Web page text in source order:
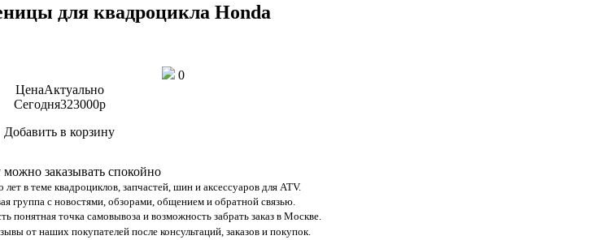
для квадроцикла Honda
0
ЦенаАктуально
Сегодня323000p
Добавить в корзину
заказывать спокойно
в теме квадроциклов, запчастей, шин и аксессуаров для ATV.
группа с новостями, обзорами, общением и обратной связью.
понятная точка самовывоза и возможность забрать заказ в Москве.
от наших покупателей после консультаций, заказов и покупок.